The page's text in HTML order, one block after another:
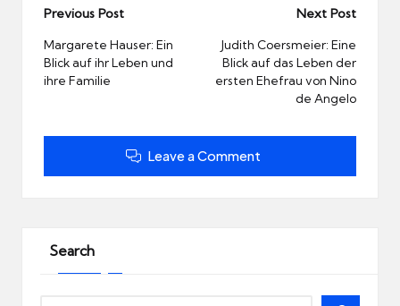
Post
navigation
Previous Post
Margarete Hauser: Ein
Blick auf ihr Leben und
ihre Familie
Next Post
Judith Coersmeier: Eine
Blick auf das Leben der
ersten Ehefrau von Nino
de Angelo
Leave a Comment
Search